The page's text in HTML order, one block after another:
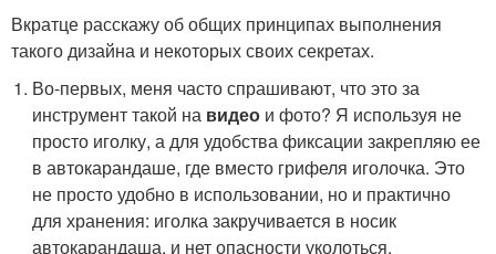
Вкратце расскажу об общих принципах выполнения
такого дизайна и некоторых своих секретах.
Во-первых, меня часто спрашивают, что это за
инструмент такой на видео и фото? Я используя не
просто иголку, а для удобства фиксации закрепляю ее
в автокарандаше, где вместо грифеля иголочка. Это
не просто удобно в использовании, но и практично
для хранения: иголка закручивается в носик
автокарандаша, и нет опасности уколоться.